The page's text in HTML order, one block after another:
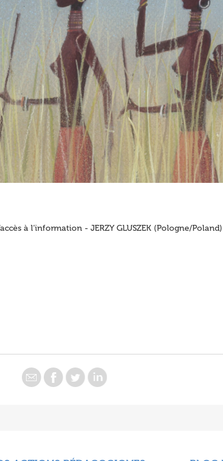
à l’information - JERZY GLUSZEK (Pologne/Poland)